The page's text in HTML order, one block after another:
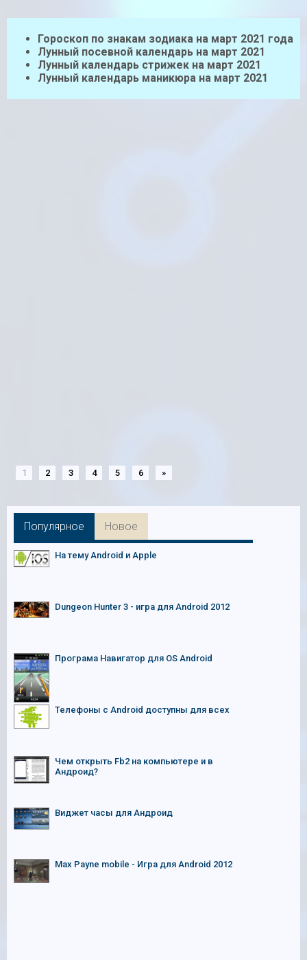
Гороскоп по знакам зодиака на март 2021 года
Лунный посевной календарь на март 2021
Лунный календарь стрижек на март 2021
Лунный календарь маникюра на март 2021
1 2 3 4 5 6 »
Популярное Новое
На тему Android и Apple
Dungeon Hunter 3 - игра для Android 2012
Програма Навигатор для OS Android
Телефоны с Android доступны для всех
Чем открыть Fb2 на компьютере и в
Андроид?
Виджет часы для Андроид
Max Payne mobile - Игра для Android 2012